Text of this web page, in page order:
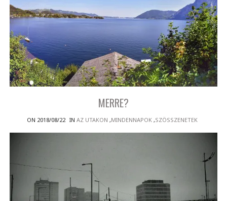
MERRE?
ON 2018/08/22 IN AZ UTAKON ,MINDENNAPOK ,SZÖSSZENETEK